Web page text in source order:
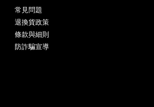
常見問題
退換貨政策
條款與細則
防詐騙宣導